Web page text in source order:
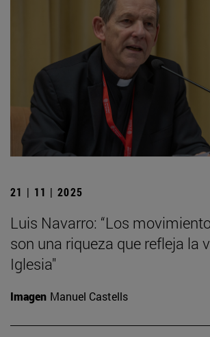
21 | 11 | 2025
Luis Navarro: “Los
son una riqueza que refleja la
Iglesia"
Imagen Manuel Castells